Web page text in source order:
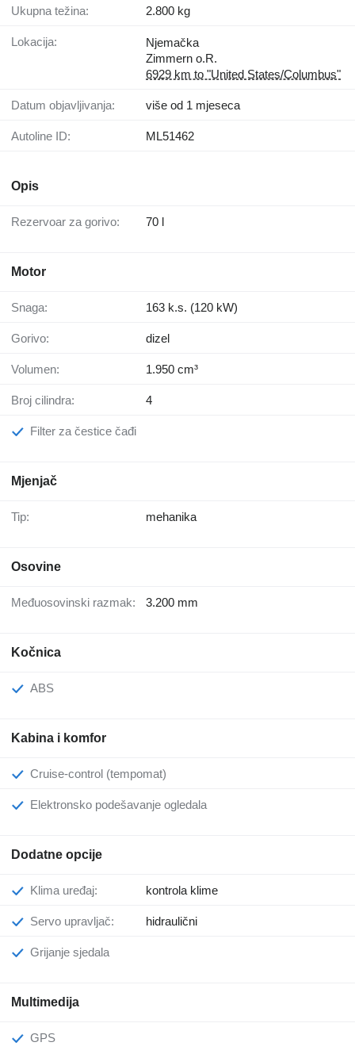
Ukupna težina: 2.800 kg
Lokacija:
Njemačka
Zimmern o.R.
6929 km to "United States/Columbus"
Datum objavljivanja: više od 1 mjeseca
Autoline ID: ML51462
Opis
Rezervoar za gorivo: 70 l
Motor
Snaga: 163 k.s. (120 kW)
Gorivo: dizel
Volumen: 1.950 cm³
Broj cilindra: 4
Filter za čestice čađi
Mjenjač
Tip: mehanika
Osovine
Međuosovinski razmak: 3.200 mm
Kočnica
ABS
Kabina i komfor
Cruise-control (tempomat)
Elektronsko podešavanje ogledala
Dodatne opcije
Klima uređaj: kontrola klime
Servo upravljač: hidraulični
Grijanje sjedala
Multimedija
GPS